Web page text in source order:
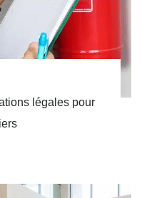
légales pour